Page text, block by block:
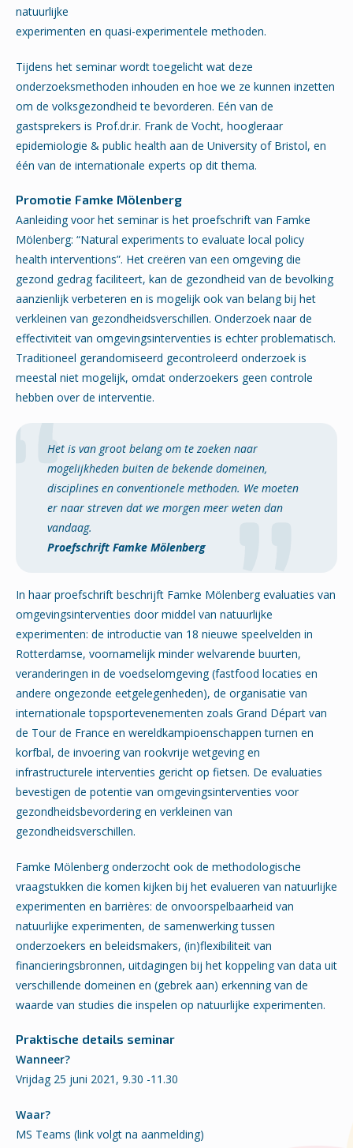
natuurlijke
experimenten en quasi-experimentele methoden.
Tijdens het seminar wordt toegelicht wat deze
onderzoeksmethoden inhouden en hoe we ze kunnen inzetten
om de volksgezondheid te bevorderen. Eén van de
gastsprekers is Prof.dr.ir. Frank de Vocht, hoogleraar
epidemiologie & public health aan de University of Bristol, en
één van de internationale experts op dit thema.
Promotie Famke Mölenberg
Aanleiding voor het seminar is het proefschrift van Famke
Mölenberg: “Natural experiments to evaluate local policy
health interventions”. Het creëren van een omgeving die
gezond gedrag faciliteert, kan de gezondheid van de bevolking
aanzienlijk verbeteren en is mogelijk ook van belang bij het
verkleinen van gezondheidsverschillen. Onderzoek naar de
effectiviteit van omgevingsinterventies is echter problematisch.
Traditioneel gerandomiseerd gecontroleerd onderzoek is
meestal niet mogelijk, omdat onderzoekers geen controle
hebben over de interventie.
Het is van groot belang om te zoeken naar
mogelijkheden buiten de bekende domeinen,
disciplines en conventionele methoden. We moeten
er naar streven dat we morgen meer weten dan
vandaag.
Proefschrift Famke Mölenberg
In haar proefschrift beschrijft Famke Mölenberg evaluaties van
omgevingsinterventies door middel van natuurlijke
experimenten: de introductie van 18 nieuwe speelvelden in
Rotterdamse, voornamelijk minder welvarende buurten,
veranderingen in de voedselomgeving (fastfood locaties en
andere ongezonde eetgelegenheden), de organisatie van
internationale topsportevenementen zoals Grand Départ van
de Tour de France en wereldkampioenschappen turnen en
korfbal, de invoering van rookvrije wetgeving en
infrastructurele interventies gericht op fietsen. De evaluaties
bevestigen de potentie van omgevingsinterventies voor
gezondheidsbevordering en verkleinen van
gezondheidsverschillen.
Famke Mölenberg onderzocht ook de methodologische
vraagstukken die komen kijken bij het evalueren van natuurlijke
experimenten en barrières: de onvoorspelbaarheid van
natuurlijke experimenten, de samenwerking tussen
onderzoekers en beleidsmakers, (in)flexibiliteit van
financieringsbronnen, uitdagingen bij het koppeling van data uit
verschillende domeinen en (gebrek aan) erkenning van de
waarde van studies die inspelen op natuurlijke experimenten.
Praktische details seminar
Wanneer?
Vrijdag 25 juni 2021, 9.30 -11.30
Waar?
MS Teams (link volgt na aanmelding)